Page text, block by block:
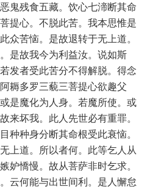
鬼残食五藏。饮心七渧断其命
提心。不脱此苦。我本思惟是
众苦恼。是故退转于无上道。
是故我今为利益汝。说如斯
发者受此苦分不得解脱。得念
耨多罗三藐三菩提心欲趣父
是魔化为人身。若魔所使。或
来坏我。此人先世必有重罪。
种种身分断其命根受此衰恼。
上道。所以者何。此等乞人从
妒憍慢。故从菩萨非时乞求。
云何能与出世间利。是人懈怠